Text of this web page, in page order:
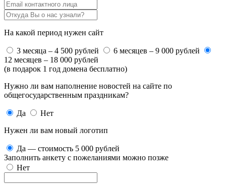
На какой период нужен сайт
3 месяца – 4 500 рублей
6 месяцев – 9 000 рублей
12 месяцев – 18 000 рублей
(в подарок 1 год домена бесплатно)
Нужно ли вам наполнение новостей на сайте по
общегосударственным праздникам?
Да
Нет
Нужен ли вам новый логотип
Да — стоимость 5 000 рублей
Заполнить анкету с пожеланиями можно позже
Нет